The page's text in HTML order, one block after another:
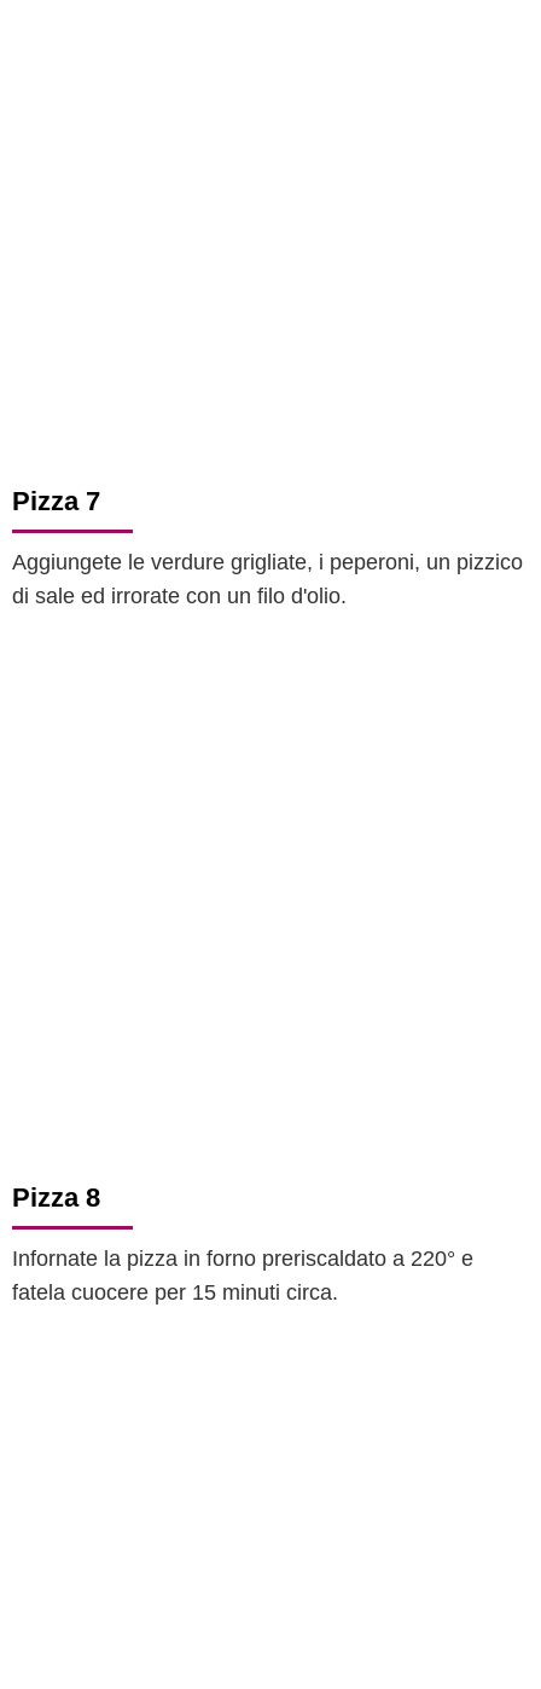
Pizza 7
Aggiungete le verdure grigliate, i peperoni, un pizzico
di sale ed irrorate con un filo d'olio.
Pizza 8
Infornate la pizza in forno preriscaldato a 220° e
fatela cuocere per 15 minuti circa.